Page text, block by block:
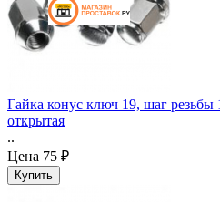
Гайка конус ключ 19, шаг
открытая
..
Цена 75 ₽